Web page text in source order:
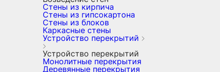
Стены из кирпича
Стены из гипсокартона
Стены из блоков
Каркасные стены
Устройство перекрытий
Устройство перекрытий
Монолитные перекрытия
Деревянные перекрытия